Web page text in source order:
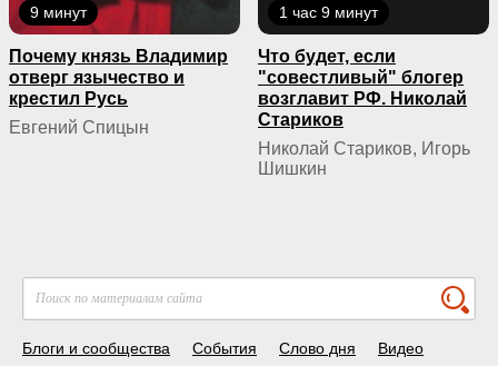
9 минут
Почему князь Владимир
отверг язычество и
крестил Русь
Евгений Спицын
1 час 9 минут
Что будет, если
"совестливый" блогер
возглавит РФ. Николай
Стариков
Николай Стариков, Игорь
Шишкин
Блоги и сообщества События Слово дня Видео